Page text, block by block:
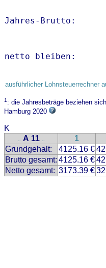
Jahres-
netto
ausführlicher Lohnsteuerrechner
1: die Jahresbeträge beziehen
Hamburg 2020
K
.. A 11 .. 1
Grundgehalt:
4125.16 €
Brutto gesamt: 4125.16 €
Netto gesamt: 3173.39 €